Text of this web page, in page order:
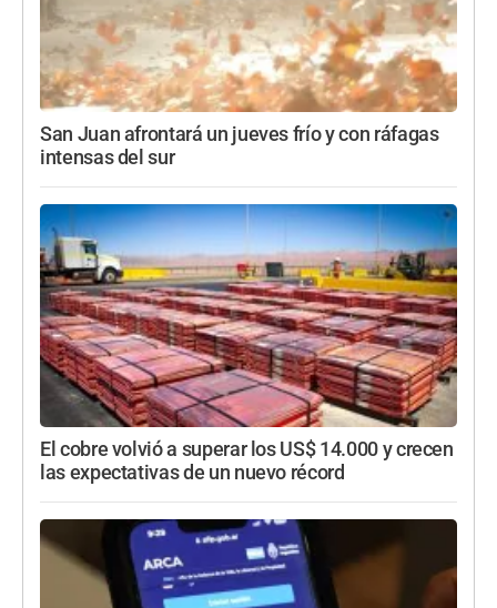
San Juan afrontará un jueves frío y con ráfagas
intensas del sur
El cobre volvió a superar los US$ 14.000 y crecen
las expectativas de un nuevo récord